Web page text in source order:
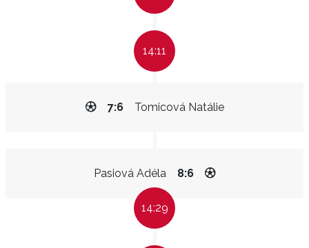
14:11
Tomicová Natálie
7:6
Pasiová Adéla 8:6
14:29